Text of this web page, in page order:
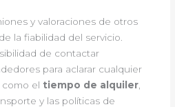
y valoraciones de otros
la fiabilidad del servicio.
de contactar
para aclarar cualquier
el tiempo de alquiler
y las políticas de